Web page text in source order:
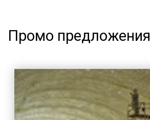
Промо предложения